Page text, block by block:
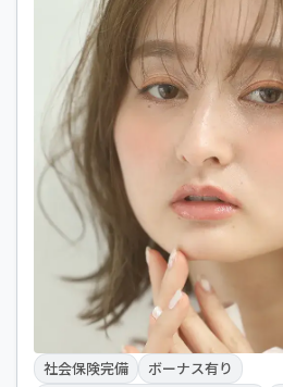
社会保険完備
ボーナス有り